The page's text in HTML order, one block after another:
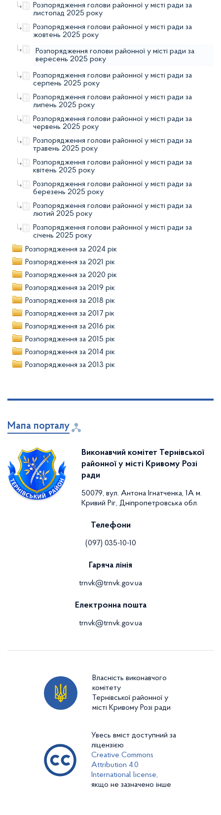
Розпорядження голови районної у місті ради за
листопад 2025 року
Розпорядження голови районної у місті ради за
жовтень 2025 року
Розпорядження голови районної у місті ради за
вересень 2025 року
Розпорядження голови районної у місті ради за
серпень 2025 року
Розпорядження голови районної у місті ради за
липень 2025 року
Розпорядження голови районної у місті ради за
червень 2025 року
Розпорядження голови районної у місті ради за
травень 2025 року
Розпорядження голови районної у місті ради за
квітень 2025 року
Розпорядження голови районної у місті ради за
березень 2025 року
Розпорядження голови районної у місті ради за
лютий 2025 року
Розпорядження голови районної у місті ради за
січень 2025 року
Розпорядження за 2024 рік
Розпорядження за 2021 рік
Розпорядження за 2020 рік
Розпорядження за 2019 рік
Розпорядження за 2018 рік
Розпорядження за 2017 рік
Розпорядження за 2016 рік
Розпорядження за 2015 рік
Розпорядження за 2014 рік
Розпорядження за 2013 рік
Мапа порталу
Виконавчий комітет Тернівської
районної у місті Кривому Розі
ради
50079, вул. Антона Ігнатченка, 1А м.
Кривий Ріг, Дніпропетровська обл.
Телефони
(097) 035-10-10
Гаряча лінія
trnvk@trnvk.gov.ua
Електронна пошта
trnvk@trnvk.gov.ua
Власність виконавчого
комітету
Тернівської районної у
місті Кривому Розі ради
Увесь вміст доступний за
ліцензією
Creative Commons
Attribution 4.0
International license,
якщо не зазначено інше